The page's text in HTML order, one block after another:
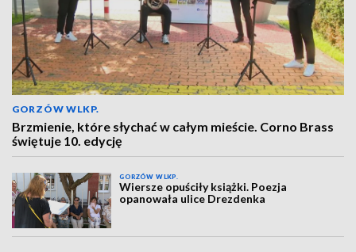
GORZÓW WLKP.
Brzmienie, które słychać w całym mieście. Corno Brass
świętuje 10. edycję
GORZÓW WLKP.
Wiersze opuściły książki. Poezja
opanowała ulice Drezdenka